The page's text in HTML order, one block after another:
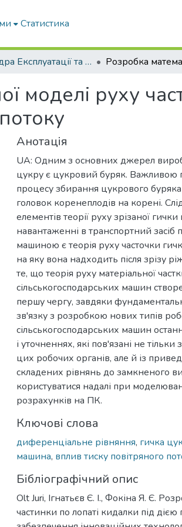
Статистика
Кафедра Експлуатації та технічного сервісу машин
моделі руху
Анотація
UA: Одним з основних джерел
цукру є цукровий буряк. Важливою
процесу збирання цукрового
головок коренеплодів на корені.
елементів теорії руху зрізаної
навантаженні в транспортний
машиною є теорія руху часточки
на яку вона надходить після зрізу
те, що теорія руху матеріальної
сільськогосподарських машин
першу чергу, завдяки
зв'язку з розробкою нових типів
сільськогосподарських машин
і уточненнях, які пов'язані не
цих робочих органів, але й із
складених рівнянь до замкненого
користуватися надалі при
розрахунків на ПК.
Ключові слова
диференціальне рівняння, гичка
машина, вплив тиску повітряного
Бібліографічний опис
Olt Juri, Ігнатьєв Є. І., Фокіна Я. Є.
частинки по лопаті кидалки під дією